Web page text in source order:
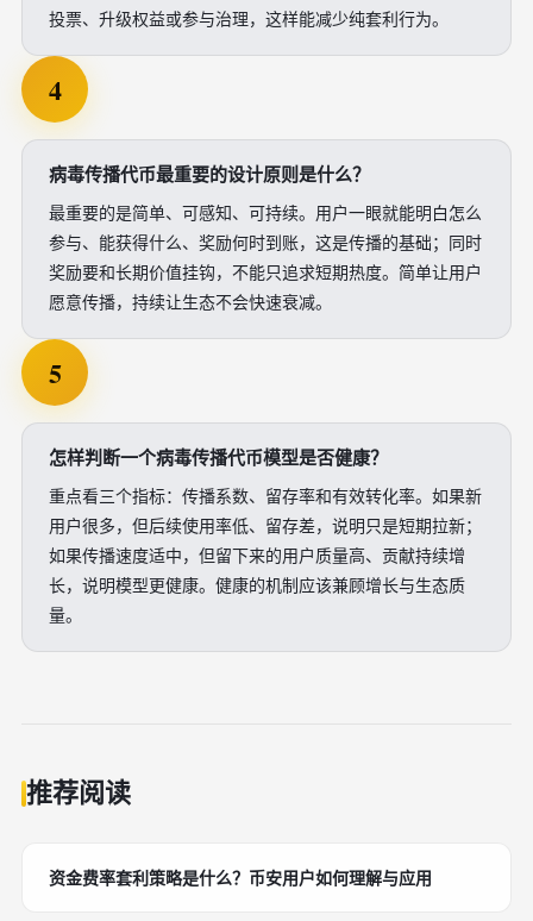
投票、升级权益或参与治理，这样能减少纯套利行为。
4
病毒传播代币最重要的设计原则是什么？
最重要的是简单、可感知、可持续。用户一眼就能明白怎么
参与、能获得什么、奖励何时到账，这是传播的基础；同时
奖励要和长期价值挂钩，不能只追求短期热度。简单让用户
愿意传播，持续让生态不会快速衰减。
5
怎样判断一个病毒传播代币模型是否健康？
重点看三个指标：传播系数、留存率和有效转化率。如果新
用户很多，但后续使用率低、留存差，说明只是短期拉新；
如果传播速度适中，但留下来的用户质量高、贡献持续增
长，说明模型更健康。健康的机制应该兼顾增长与生态质
量。
推荐阅读
资金费率套利策略是什么？币安用户如何理解与应用